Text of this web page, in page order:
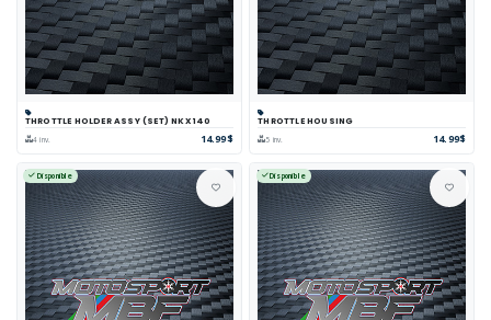
THROTTLE HOLDER ASSY (SET) NKX 140
4 inv. 14.99$
THROTTLE HOUSING
5 inv. 14.99$
Disponible Disponible